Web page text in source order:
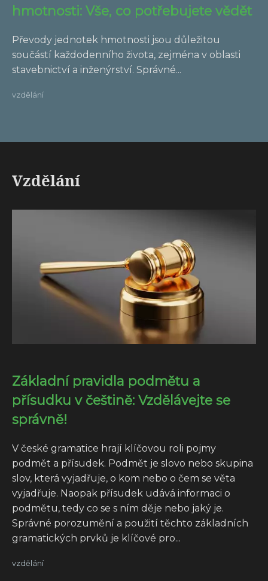
hmotnosti: Vše, co potřebujete vědět
Převody jednotek hmotnosti jsou důležitou
součástí každodenního života, zejména v oblasti
stavebnictví a inženýrství. Správné...
vzdělání
Vzdělání
Základní pravidla podmětu a
přísudku v češtině: Vzdělávejte se
správně!
V české gramatice hrají klíčovou roli pojmy
podmět a přísudek. Podmět je slovo nebo skupina
slov, která vyjadřuje, o kom nebo o čem se věta
vyjadřuje. Naopak přísudek udává informaci o
podmětu, tedy co se s ním děje nebo jaký je.
Správné porozumění a použití těchto základních
gramatických prvků je klíčové pro...
vzdělání